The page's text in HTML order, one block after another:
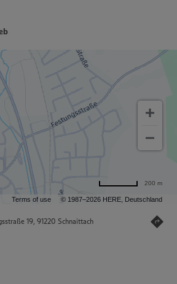
Terms of use © 1987–2026 HERE, Deutschland
200 m
19, 91220 Schnaittach